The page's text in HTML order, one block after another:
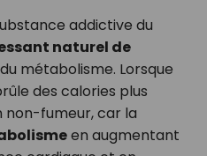
addictive du
naturel de
métabolisme. Lorsque
des calories plus
non-fumeur, car la
en augmentant